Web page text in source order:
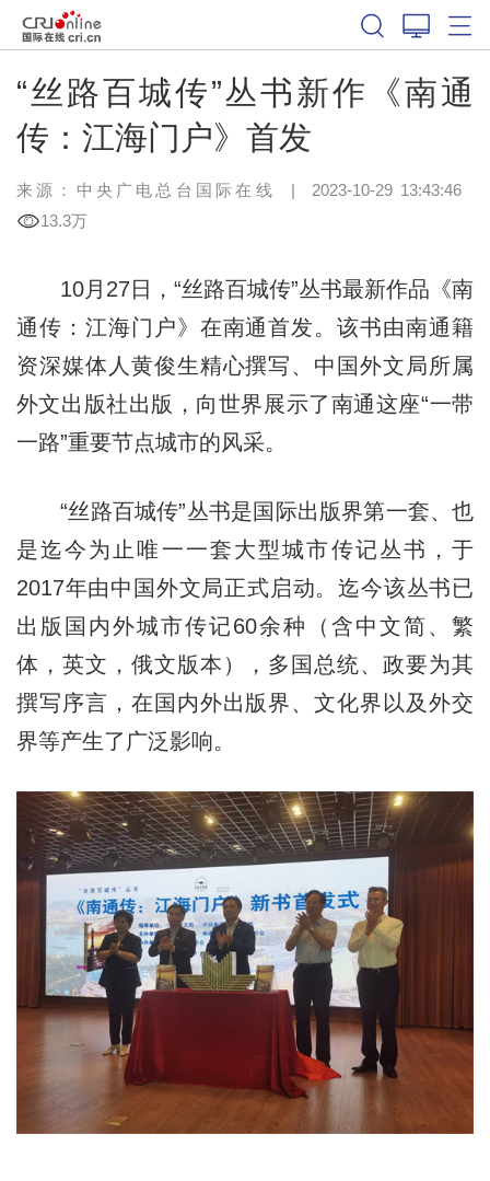
“丝路百城传”丛书新作《南通
传：江海门户》首发
来源：中央广电总台国际在线 | 2023-10-29 13:43:46
13.3万
10月27日，“丝路百城传”丛书最新作品《南
通传：江海门户》在南通首发。该书由南通籍
资深媒体人黄俊生精心撰写、中国外文局所属
外文出版社出版，向世界展示了南通这座“一带
一路”重要节点城市的风采。
“丝路百城传”丛书是国际出版界第一套、也
是迄今为止唯一一套大型城市传记丛书，于
2017年由中国外文局正式启动。迄今该丛书已
出版国内外城市传记60余种（含中文简、繁
体，英文，俄文版本），多国总统、政要为其
撰写序言，在国内外出版界、文化界以及外交
界等产生了广泛影响。